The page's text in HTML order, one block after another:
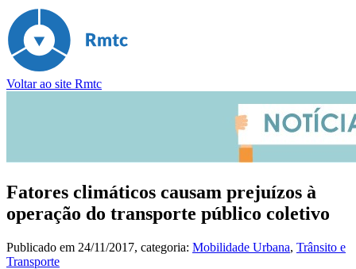
Voltar ao site Rmtc
Fatores climáticos causam prejuízos à
operação do transporte público coletivo
Publicado em 24/11/2017, categoria: Mobilidade Urbana, Trânsito e
Transporte